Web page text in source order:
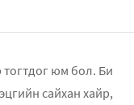
тогтдог юм бол. Би
сайхан хайр,